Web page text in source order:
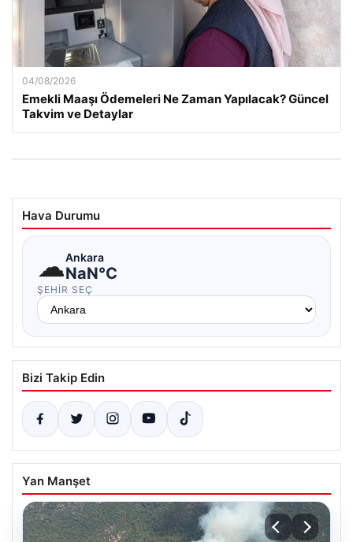
04/08/2026
Emekli Maaşı Ödemeleri Ne Zaman Yapılacak? Güncel
Takvim ve Detaylar
Hava Durumu
☁Ankara
NaN°C
ŞEHIR SEÇ
Bizi Takip Edin
Yan Manşet